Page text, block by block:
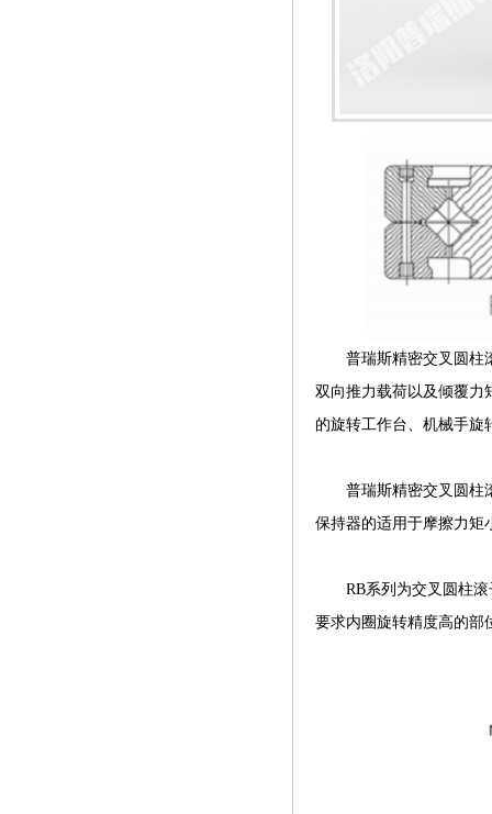
普瑞斯精密交叉圆柱滚
双向推力载荷以及倾覆力
的旋转工作台、机械手旋
普瑞斯精密交叉圆柱滚
保持器的适用于摩擦力矩
RB系列为交叉圆柱滚
要求内圈旋转精度高的部